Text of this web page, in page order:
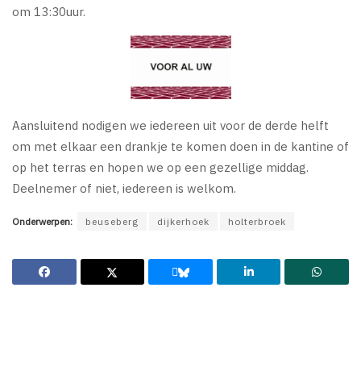
om 13:30uur.
Aansluitend nodigen we iedereen uit voor de derde helft
om met elkaar een drankje te komen doen in de kantine of
op het terras en hopen we op een gezellige middag.
Deelnemer of niet, iedereen is welkom.
Onderwerpen: beuseberg dijkerhoek holterbroek